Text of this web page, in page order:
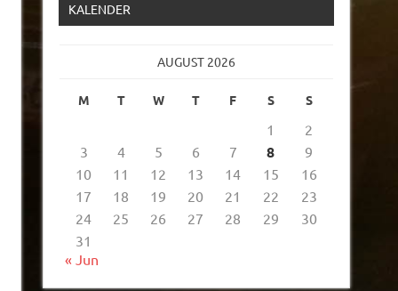
KALENDER
AUGUST 2026
M T W T F S S
1
2
3
4 5 6 7 8
9
10
11 12 13 14 15
16
17
18 19 20 21 22
23
24
25 26 27 28 29
30
31
« Jun